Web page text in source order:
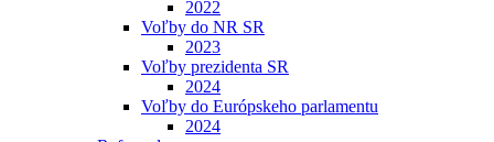
2022
Voľby do NR SR
2023
Voľby prezidenta SR
2024
Voľby do Európskeho parlamentu
2024